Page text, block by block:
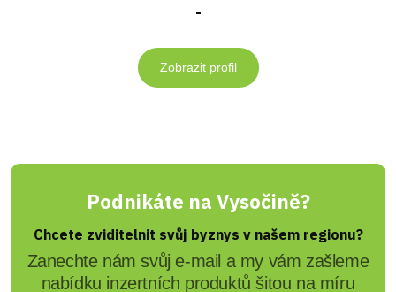
-
Zobrazit profil
Podnikáte na Vysočině?
Chcete zviditelnit svůj byznys v našem regionu?
Zanechte nám svůj e-mail a my vám zašleme
nabídku inzertních produktů šitou na míru